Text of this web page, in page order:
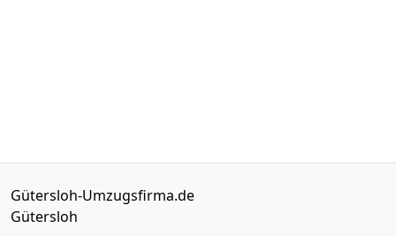
Gütersloh-Umzugsfirma.de
Gütersloh